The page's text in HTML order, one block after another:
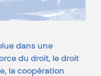
dans une
du droit, le droit
la coopération